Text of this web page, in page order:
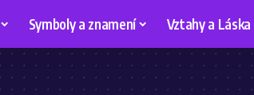
Symboly a znamení Vztahy a Láska